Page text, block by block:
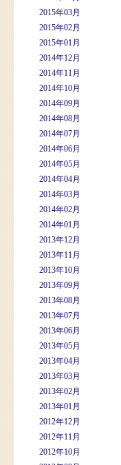
2015年03月
2015年02月
2015年01月
2014年12月
2014年11月
2014年10月
2014年09月
2014年08月
2014年07月
2014年06月
2014年05月
2014年04月
2014年03月
2014年02月
2014年01月
2013年12月
2013年11月
2013年10月
2013年09月
2013年08月
2013年07月
2013年06月
2013年05月
2013年04月
2013年03月
2013年02月
2013年01月
2012年12月
2012年11月
2012年10月